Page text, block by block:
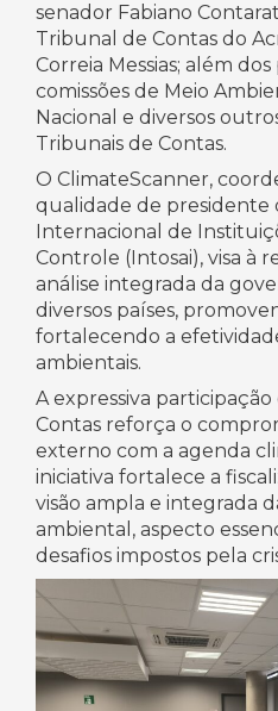
senador Fabiano
Tribunal de Contas do
Correia Messias; além
comissões de Meio
Nacional e diversos
Tribunais de Contas.
O ClimateScanner,
qualidade de presidente
Internacional de
Controle (Intosai), visa à
análise integrada da
diversos países,
fortalecendo a
ambientais.
A expressiva
Contas reforça o
externo com a agenda
iniciativa fortalece a
visão ampla e integrada
ambiental, aspecto
desafios impostos pela